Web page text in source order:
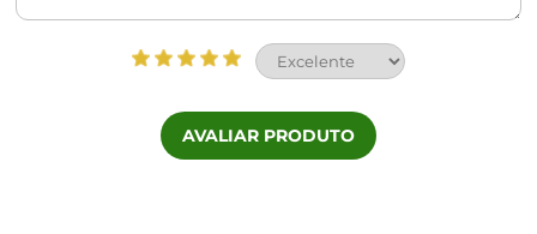
AVALIAR PRODUTO